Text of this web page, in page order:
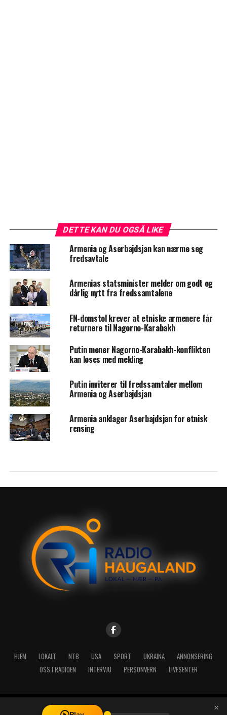
DETTE KAN DU OGSÅ LIKE
Armenia og Aserbajdsjan kan nærme seg
fredsavtale
Armenias statsminister melder om godt og
dårlig nytt fra fredssamtalene
FN-domstol krever at etniske armenere får
returnere til Nagorno-Karabakh
Putin mener Nagorno-Karabakh-konflikten
kan løses med mekling
Putin inviterer til fredssamtaler mellom
Armenia og Aserbajdsjan
Armenia anklager Aserbajdsjan for etnisk
rensing
HJEM LOKALT NTB USA SPORT UKRAINA
ANNONSERING
OSS I RADIOEN
INTERVJU PERSONVERN LIVESENTER
Copyright © 2026 A-Media AS | Radio Haugaland - Haraldsgata 114,
×